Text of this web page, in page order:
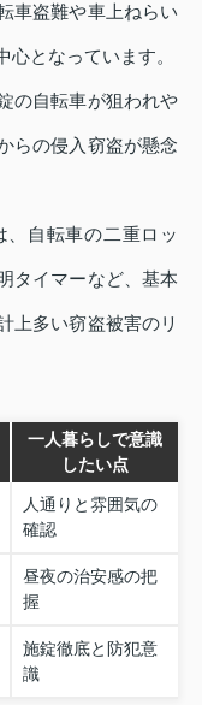
車盗難や車上ねらい
となっています。
の自転車が狙われや
らの侵入窃盗が懸念
自転車の二重ロッ
タイマーなど、基本
上多い窃盗被害のリ
一人暮らしで意識
したい点
人通りと雰囲気の
確認
昼夜の治安感の把
握
施錠徹底と防犯意
識